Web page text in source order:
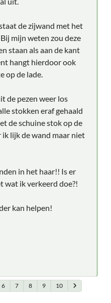
de zijwand met het
mijn weten zou deze
staan als aan de kant
hangt hierdoor ook
op de lade.
de pezen weer los
stokken eraf gehaald
de schuine stok op de
lijk de wand maar niet
in het haar!! Is er
wat ik verkeerd doe?!
kan helpen!
6 7 8 9 10